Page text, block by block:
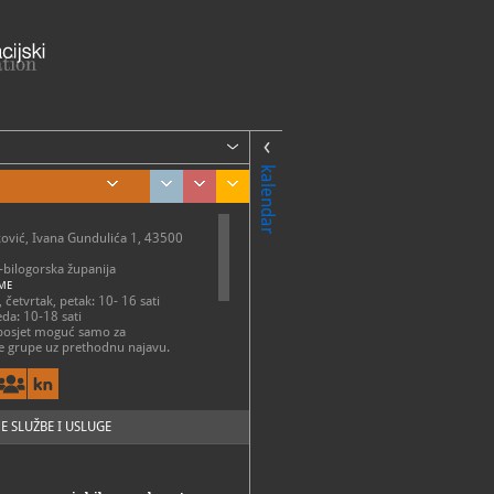
kalendar
Ivana Gundulića 1, 43500
bilogorska županija
četvrtak, petak: 10- 16 sati
10-18 sati
moguć samo za
grupe uz prethodnu najavu.
955
zmda.hr/
kultura/
SLUŽBE I USLUGE